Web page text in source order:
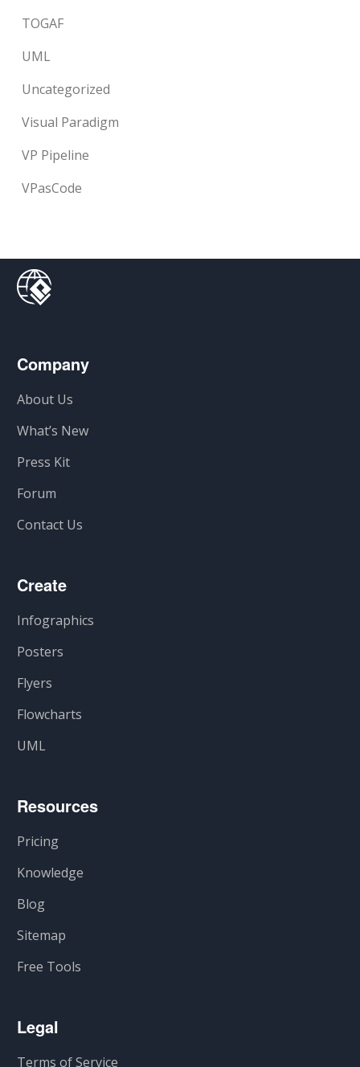
TOGAF
UML
Uncategorized
Visual Paradigm
VP Pipeline
VPasCode
Company
About Us
What’s New
Press Kit
Forum
Contact Us
Create
Infographics
Posters
Flyers
Flowcharts
UML
Resources
Pricing
Knowledge
Blog
Sitemap
Free Tools
Legal
Terms of Service